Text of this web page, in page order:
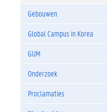
Gebouwen
Global Campus in Korea
GUM
Onderzoek
Proclamaties